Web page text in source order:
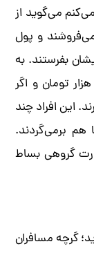
می‌گوید از
و پول
بفرستند. به
گفته این فرد، هم‌قطاران او روزانه ۳۰، ۴۰‌ هزار تومان و اگر
درآمد دارند. این افراد چند
هم برمی‌گردند.
گروهی بساط
گرچه مسافران